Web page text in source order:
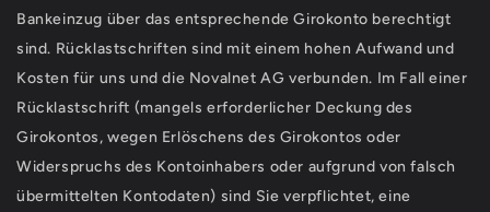
Bankeinzug über das entsprechende Girokonto berechtigt
sind. Rücklastschriften sind mit einem hohen Aufwand und
Kosten für uns und die Novalnet AG verbunden. Im Fall einer
Rücklastschrift (mangels erforderlicher Deckung des
Girokontos, wegen Erlöschens des Girokontos oder
Widerspruchs des Kontoinhabers oder aufgrund von falsch
übermittelten Kontodaten) sind Sie verpflichtet, eine